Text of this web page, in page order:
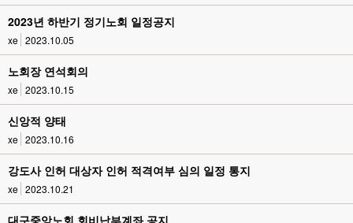
2023년 하반기 정기노회 일정공지
xe 2023.10.05
노회장 연석회의
xe 2023.10.15
신앙적 양태
xe 2023.10.16
강도사 인허 대상자 인허 적격여부 심의 일정 통지
xe 2023.10.21